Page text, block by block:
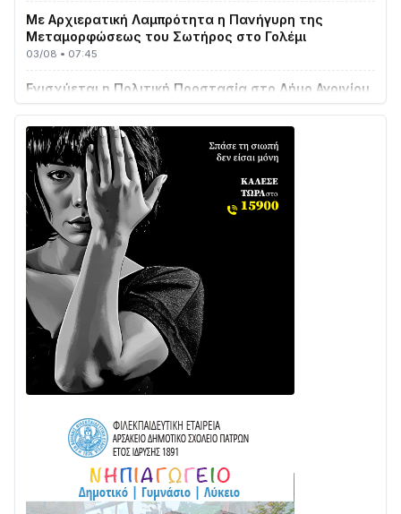
Μεταμορφώσεως του Σωτήρος στο Γολέμι
03/08 • 07:45
με δύο νέα υδροφόρα οχήματα
02/08 • 18:26
Διαβάστε την «Ναυπακτία» που κυκλοφορεί
31/07 • 08:16
Δωρίδα για Όλους: «Καμία εκχώρηση των νερών
στην ΕΥΔΑΠ»
28/07 • 21:46
Διαβάστε την «Ναυπακτία» που κυκλοφορεί
24/07 • 11:31
ΕΚΤΑΚΤΟ – ΝΑΥΠΑΚΤΙΑ: ΣΥΝΑΓΕΡΜΟΣ ΣΤΗΝ
ΠΥΡΟΣΒΕΣΤΙΚΗ ΓΙΑ ΦΩΤΙΑ ΣΤΟΝ ΑΓΙΟ ΗΛΙΑ ΠΡΙΝ ΤΗ
ΓΡΑΝΙΤΣΑ
24/07 • 11:03
ΤΟ ΠΑΡΤΥ ΣΥΝΕΧΙΖΕΤΑΙ…
Στο σκοτάδι μεγάλο μέρος στο Λυγιά Ναυπάκτου
04/08 • 19:47
Σε τροχιά υλοποίησης η Παράκαμψη του Κέντρου